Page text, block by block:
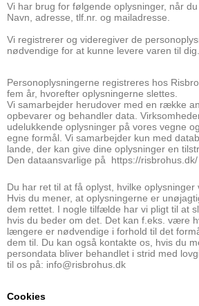
Vi har brug for følgende oplysninger, når
Navn, adresse, tlf.nr. og mailadresse.
Vi registrerer og videregiver de
nødvendige for at kunne levere varen til dig.
Personoplysningerne registreres hos
fem år, hvorefter oplysningerne slettes.
Vi samarbejder herudover med en række
opbevarer og behandler data.
udelukkende oplysninger på vores vegne
egne formål. Vi samarbejder kun med
lande, der kan give dine oplysninger en
Den dataansvarlige på https://
Du har ret til at få oplyst, hvilke oplysninger
Hvis du mener, at oplysningerne er
dem rettet. I nogle tilfælde har vi pligt til at
hvis du beder om det. Det kan f.eks. være
længere er nødvendige i forhold til det
dem til. Du kan også kontakte os, hvis du
persondata bliver behandlet i strid med
til os på: info@risbrohus.dk
Cookies